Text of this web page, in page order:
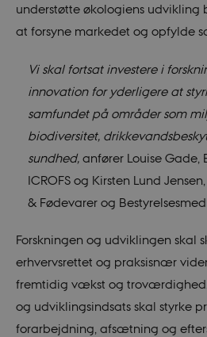
understøtte økologiens
at forsyne markedet og opfylde
Vi skal fortsat investere i
innovation for yderligere at
samfundet på områder som
biodiversitet,
sundhed, anfører Louise Gade,
ICROFS og Kirsten Lund
& Fødevarer og
Forskningen og udviklingen skal
erhvervsrettet og praksisnær
fremtidig vækst og troværdighed.
og udviklingsindsats skal styrke
forarbejdning, afsætning og